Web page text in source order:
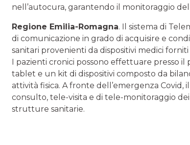
nell’autocura, garantendo il monitoraggio
Regione Emilia-Romagna. Il sistema di
di comunicazione in grado di acquisire e
sanitari provenienti da dispositivi medici
I pazienti cronici possono effettuare presso
tablet e un kit di dispositivi composto da
attività fisica. A fronte dell’emergenza
consulto, tele-visita e di tele-monitoraggio
strutture sanitarie.